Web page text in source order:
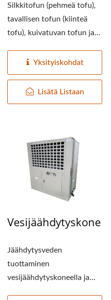
Silkkitofun (pehmeä tofu),
tavallisen tofun (kiinteä
tofu), kuivatuvan tofun ja
Yksityiskohdat
Lisätä Listaan
Vesijäähdytyskone
Jäähdytysveden
tuottaminen
vesijäähdytyskoneella ja